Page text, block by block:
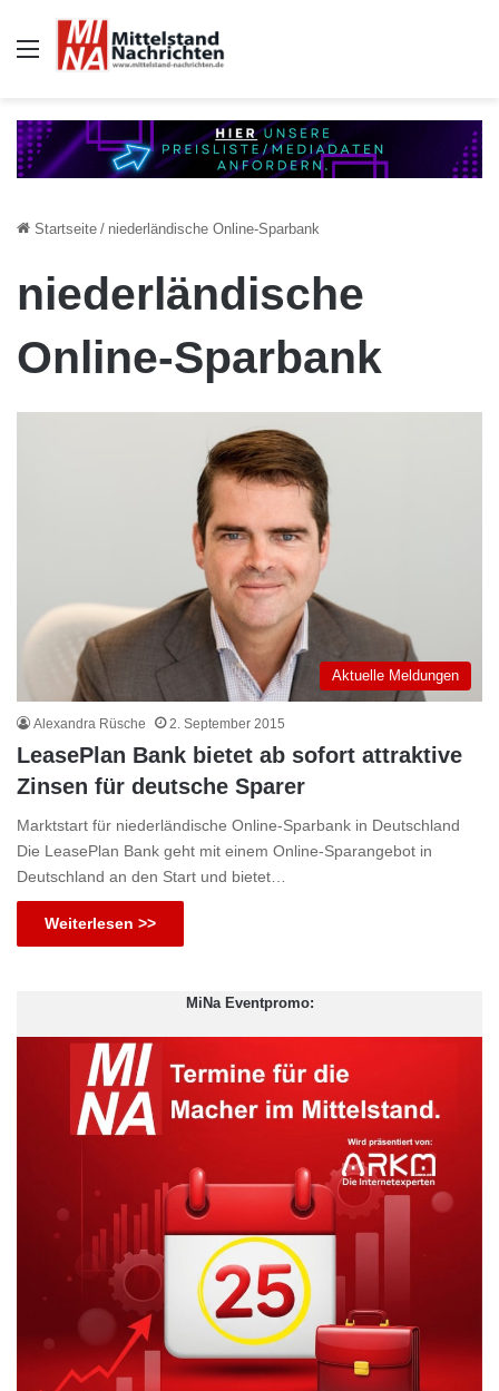
Auswahl
Startseite / niederländische Online-Sparbank
niederländische
Online-Sparbank
Aktuelle Meldungen
Alexandra Rüsche 2. September 2015
LeasePlan Bank bietet ab sofort attraktive
Zinsen für deutsche Sparer
Marktstart für niederländische Online-Sparbank in Deutschland
Die LeasePlan Bank geht mit einem Online-Sparangebot in
Deutschland an den Start und bietet…
Weiterlesen >>
MiNa Eventpromo: